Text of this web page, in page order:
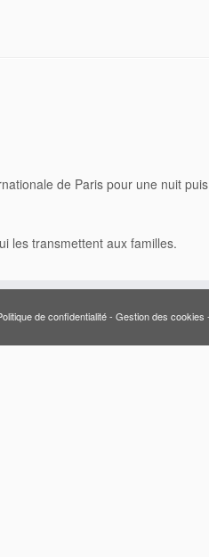
de Paris pour une nuit
les transmettent aux familles.
de confidentialité- Gestion des cookies -